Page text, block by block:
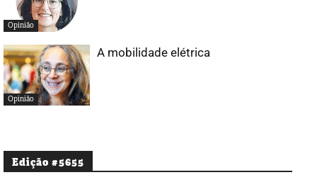
Opinião
Opinião
A mobilidade elétrica
Edição #5655